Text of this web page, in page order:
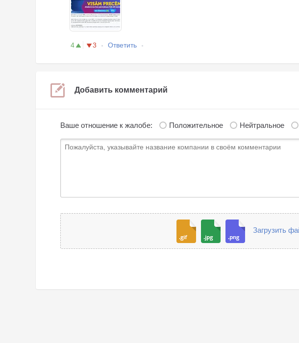
4 3 Ответить
Добавить комментарий
Ваше отношение к жалобе: Положительное Нейтральное
Загрузить